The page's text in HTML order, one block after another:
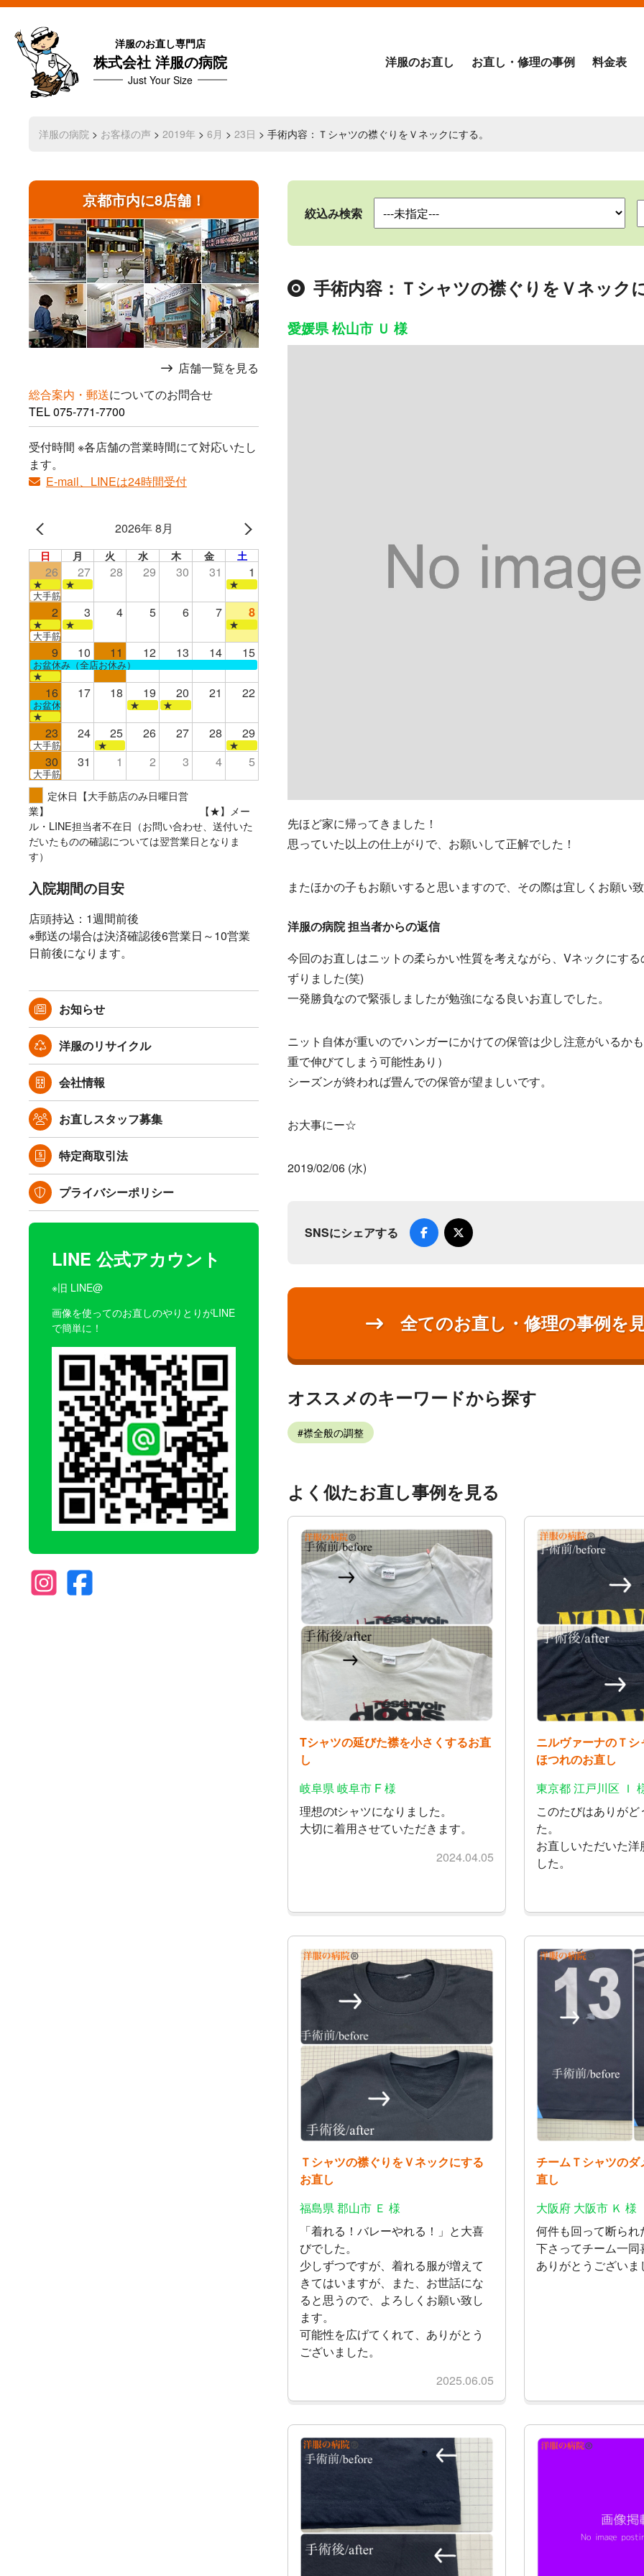
洋服のお直し専門店
株式会社 洋服の病院
Just Your Size
洋服のお直し お直し・修理の事例 料金表
洋服の病院 > お客様の声 > 2019年 > 6月 > 23日 > 手術内容：Ｔシャツの襟ぐりをＶネックにする。
京都市内に8店舗！
店舗一覧を見る
総合案内・郵送についてのお問合せ
TEL075-771-7700
受付時間 ※各店舗の営業時間にて対応いたし
ます。
E-mail、LINEは24時間受付
2026年 8月
日 月 火 水 木 金 土
26 27 28 29 30 31 1
★ ★
★
大手筋店のみ営業
2 3 4 5 6 7 8
★ ★
★
大手筋
9 10 11 12 13 14 15
お盆休み（全店お休み）
★
16 17 18 19 20 21 22
お盆休み（全店お休み）★
★
★
23 24 25 26 27 28 29
大手筋 ★ ★
30 31 1 2 3 4 5
大手筋
定休日【大手筋店のみ日曜日営
業】 【★】メー
ル・LINE担当者不在日（お問い合わせ、送付いた
だいたものの確認については翌営業日となりま
す）
入院期間の目安
店頭持込：1週間前後
※郵送の場合は決済確認後6営業日～10営業
日前後になります。
お知らせ
洋服のリサイクル
会社情報
お直しスタッフ募集
特定商取引法
プライバシーポリシー
LINE 公式アカウント
※旧 LINE@
画像を使ってのお直しのやりとりがLINE
で簡単に！
絞込み検索
手術内容：Ｔシャツの襟ぐりをＶネック
愛媛県 松山市 Ｕ 様
先ほど家に帰ってきました！
思っていた以上の仕上がりで、お願いして正解でした！
またほかの子もお願いすると思いますので、その際は宜しくお願い
洋服の病院 担当者からの返信
今回のお直しはニットの柔らかい性質を考えながら、Vネックにす
ずりました(笑)
一発勝負なので緊張しましたが勉強になる良いお直しでした。
ニット自体が重いのでハンガーにかけての保管は少し注意がいるか
重で伸びてしまう可能性あり）
シーズンが終われば畳んでの保管が望ましいです。
お大事にー☆
2019/02/06 (水)
SNSにシェアする
全てのお直し・修理の事例を
オススメのキーワードから探す
襟全般の調整
よく似たお直し事例を見る
Tシャツの延びた襟を小さくするお直
し
岐阜県 岐阜市 F 様
理想のtシャツになりました。
大切に着用させていただきます。
2024.04.05
ニルヴァーナのＴ
ほつれのお直し
東京都 江戸川区 Ｉ
このたびはありが
た。
お直しいただいた
した。
Ｔシャツの襟ぐりをＶネックにする
お直し
福島県 郡山市 Ｅ 様
「着れる！バレーやれる！」と大喜
びでした。
少しずつですが、着れる服が増えて
きてはいますが、また、お世話にな
ると思うので、よろしくお願い致し
ます。
可能性を広げてくれて、ありがとう
ございました。
2025.06.05
チームＴシャツの
直し
大阪府 大阪市 Ｋ 様
何件も回って断ら
下さってチーム一
ありがとうございま